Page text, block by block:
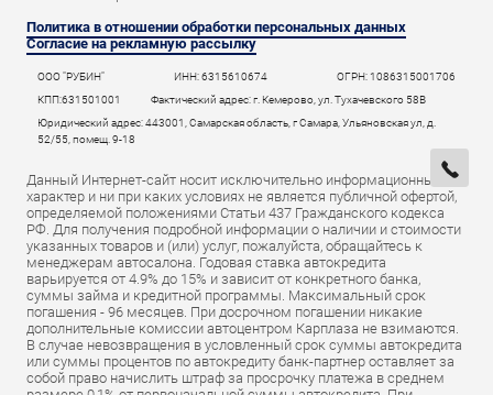
Политика в отношении обработки персональных данных
Согласие на рекламную рассылку
ООО "РУБИН" ИНН: 6315610674
ОГРН: 1086315001706
КПП:631501001
Фактический адрес: г. Кемерово, ул. Тухачевского 58В
Юридический адрес: 443001, Самарская область, г Самара, Ульяновская ул, д.
52/55, помещ. 9-18
Данный Интернет-сайт носит исключительно информационный
характер и ни при каких условиях не является публичной офертой,
определяемой положениями Статьи 437 Гражданского кодекса
РФ. Для получения подробной информации о наличии и стоимости
указанных товаров и (или) услуг, пожалуйста, обращайтесь к
менеджерам автосалона. Годовая ставка автокредита
варьируется от 4.9% до 15% и зависит от конкретного банка,
суммы займа и кредитной программы. Максимальный срок
погашения - 96 месяцев. При досрочном погашении никакие
дополнительные комиссии автоцентром Карплаза не взимаются.
В случае невозвращения в условленный срок суммы автокредита
или суммы процентов по автокредиту банк-партнер оставляет за
собой право начислить штраф за просрочку платежа в среднем